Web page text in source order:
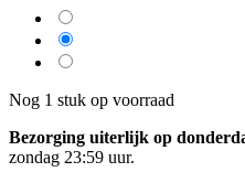
Nog 1 stuk op voorraad
Bezorging uiterlijk op
zondag 23:59 uur.